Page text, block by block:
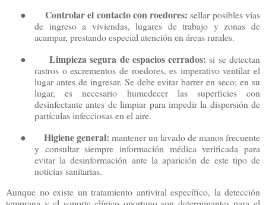
●
Controlar el contacto con roedores: sellar posibles vías
de ingreso a viviendas, lugares de trabajo y zonas de
acampar, prestando especial atención en áreas rurales.
●
Limpieza segura de espacios cerrados: si se detectan
rastros o excrementos de roedores, es imperativo ventilar el
lugar antes de ingresar. Se debe evitar barrer en seco; en su
lugar, es necesario humedecer las superficies con
desinfectante antes de limpiar para impedir la dispersión de
partículas infecciosas en el aire.
●
Higiene general: mantener un lavado de manos frecuente
y consultar siempre información médica verificada para
evitar la desinformación ante la aparición de este tipo de
noticias sanitarias.
Aunque no existe un tratamiento antiviral específico, la detección